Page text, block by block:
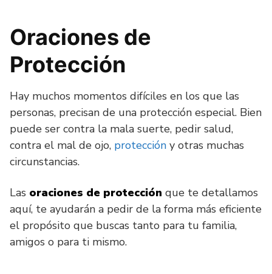
Oraciones de
Protección
Hay muchos momentos difíciles en los que las
personas, precisan de una protección especial. Bien
puede ser contra la mala suerte, pedir salud,
contra el mal de ojo, protección y otras muchas
circunstancias.
Las oraciones de protección que te detallamos
aquí, te ayudarán a pedir de la forma más eficiente
el propósito que buscas tanto para tu familia,
amigos o para ti mismo.